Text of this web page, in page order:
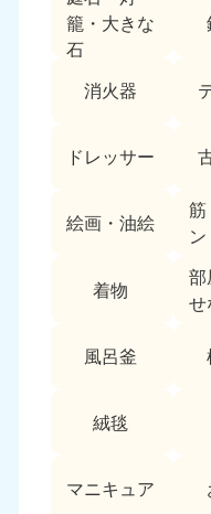
籠・大きな
石
消火器
ドレッサー
絵画・油絵
筋
ン
着物
部
せ
風呂釜
絨毯
マニキュア
岡山県
050-1881-
9:00〜19:00 年中無
9:00〜19:00 年中無
島根県
050-1881-5145
香川県
050-1880-
9:00〜19:00 年中